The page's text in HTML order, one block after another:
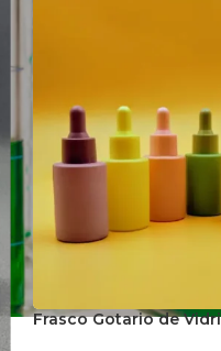
Frasco Gotario de